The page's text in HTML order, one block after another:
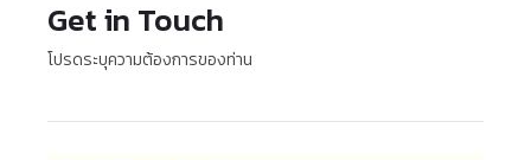
Get in Touch
โปรดระบุความต้องการของท่าน